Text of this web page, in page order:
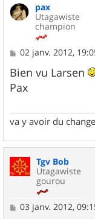
pax
Utagawiste
champion
M
s
s
a
02 janv. 2012,
Bien vu Larsen
Pax
va y avoir du
Tgv Bob
Utagawiste
gourou
M
03 janv. 2012,